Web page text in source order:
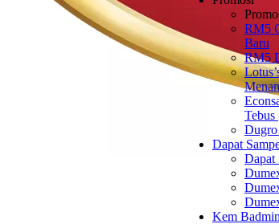
RM5
Baru
RM5
Tebus ​
Dapat
Dapat
Kem